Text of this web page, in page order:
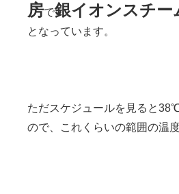
房で銀イオンスチー
となっています。
ただスケジュールを見ると
ので、これくらいの範囲の温